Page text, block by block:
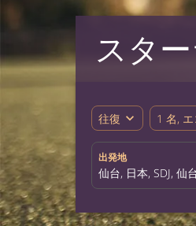
スタ
往復 expand_more 1 名,
出発地